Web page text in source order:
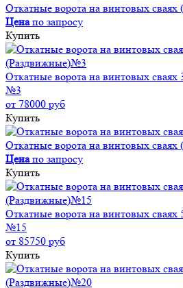
Откатные ворота на винтовых
Ценапо запросу
Купить
Откатные ворота на винтовых
№3
от 78000 руб
Купить
Откатные ворота на винтовых
Ценапо запросу
Купить
Откатные ворота на винтовых
№15
от 85750 руб
Купить